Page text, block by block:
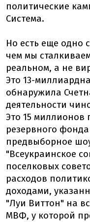
политические
Система.
Но есть еще одно
чем мы
реальном, а не
Это 13-
обнаружила
деятельности
Это 15 миллионов
резервного
предвыборное
"Всеукраинское
поселковых
расходов
доходами,
"Луи Виттон" на
МВФ, у которой